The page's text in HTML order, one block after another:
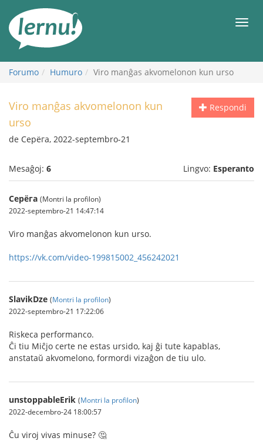
enhavo
Forumo Humuro Viro manĝas akvomelonon kun urso
Respondi
Viro manĝas akvomelonon kun
urso
de Серёга, 2022-septembro-21
Mesaĝoj: 6 Lingvo: Esperanto
Серёга (Montri la profilon)
2022-septembro-21 14:47:14
Viro manĝas akvomelonon kun urso.
https://vk.com/video-199815002_456242021
SlavikDze (Montri la profilon)
2022-septembro-21 17:22:06
Riskeca performanco.
Ĉi tiu Miĉjo certe ne estas ursido, kaj ĝi tute kapablas,
anstataŭ akvomelono, formordi vizaĝon de tiu ulo.
unstoppableErik (Montri la profilon)
2022-decembro-24 18:00:57
Ĉu viroj vivas minuse? 🤔